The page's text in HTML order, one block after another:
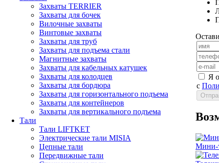
Захваты TERRIER
Захваты для бочек
Вилочные захваты
Винтовые захваты
Захваты для труб
Захваты для подъема стали
Магнитные захваты
Захваты для кабельных катушек
Захваты для колодцев
Захваты для бордюра
Захваты для горизонтального подъема
Захваты для контейнеров
Захваты для вертикального подъема
Тали
Тали LIFTKET
Электрические тали MISIA
Цепные тали
Передвижные тали
Я
с
Мини-